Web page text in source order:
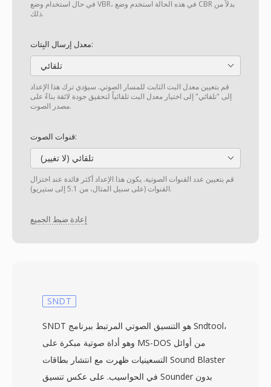
في حال استخدام وضع VBR، في هذه الحالة استخدم وضع CBR بدلاً من
ذلك.
معدل إرسال البِتات:
تلقائي
قم بتعيين معدل البت الثابت للمسار الصوتي. سيؤدي ترك هذا الإعداد
إلى "تلقائي" إلى اختيار معدل البت تلقائياً لتحقيق جودة لائقة بناءً على
مصدر الصوت.
قنوات الصوت:
تلقائي (لا تغيير)
قم بتعيين عدد القنوات الصوتية. يكون هذا الإعداد أكثر فائدة عند اختزال
القنوات (على سبيل المثال، من 5.1 إلى ستيريو).
إعادة ضبط الجميع
SNDT
SNDT هو التنسيق الصوتي المرتبط ببرنامج Sndtool،
وهو أداة صوتية مبكرة على MS-DOS من أوائل
التسعينيات ظهرت مع انتشار بطاقات Sound Blaster
في الحواسيب. على عكس تنسيق Sounder بدون